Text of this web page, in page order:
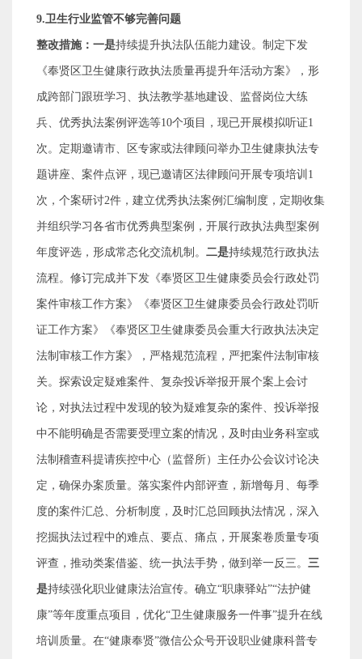
9.卫生行业监管不够完善问题
整改措施： 一是持续提升执法队伍能力建设。制定下发
《奉贤区卫生健康行政执法质量再提升年活动方案》，形
成跨部门跟班学习、执法教学基地建设、监督岗位大练
兵、优秀执法案例评选等10个项目，现已开展模拟听证1
次。定期邀请市、区专家或法律顾问举办卫生健康执法专
题讲座、案件点评，现已邀请区法律顾问开展专项培训 1
次，个案研讨2件，建立优秀执法案例汇编制度，定期收集
并组织学习各省市优秀典型案例，开展行政执法典型案例
年度评选，形成常态化交流机制。 二是持续规范行政执法
流程。修订完成并下发《奉贤区卫生健康委员会行政处罚
案件审核工作方案》《奉贤区卫生健康委员会行政处罚听
证工作方案》《奉贤区卫生健康委员会重大行政执法决定
法制审核工作方案》，严格规范流程，严把案件法制审核
关。探索设定疑难案件、复杂投诉举报开展个案上会讨
论，对执法过程中发现的较为疑难复杂的案件、投诉举报
中不能明确是否需要受理立案的情况，及时由业务科室或
法制稽查科提请疾控中心（监督所）主任办公会议讨论决
定，确保办案质量。落实案件内部评查，新增每月、每季
度的案件汇总、分析制度，及时汇总回顾执法情况，深入
挖掘执法过程中的难点、要点、痛点，开展案卷质量专项
评查，推动类案借鉴、统一执法手势，做到举一反三。 三
是持续强化职业健康法治宣传。确立“职康驿站”“法护健
康”等年度重点项目，优化“卫生健康服务一件事”提升在线
培训质量。在“健康奉贤”微信公众号开设职业健康科普专